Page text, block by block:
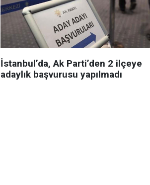
İstanbul’da, Ak Parti’den 2 ilçeye
adaylık başvurusu yapılmadı